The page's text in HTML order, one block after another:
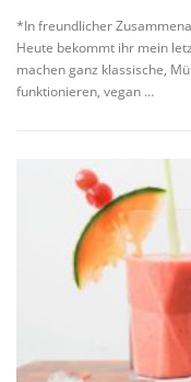
*In freundlicher
Heute bekommt ihr mein
machen ganz klassische,
funktionieren, vegan …